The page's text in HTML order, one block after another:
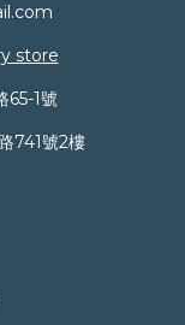
store
65-1號
741號2樓